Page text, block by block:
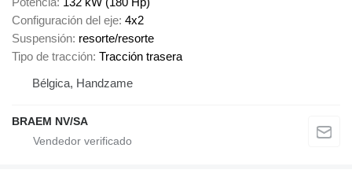
Configuración del eje 4x2
Suspensión resorte/resorte
Tipo de tracción Tracción trasera
Bélgica, Handzame
BRAEM NV/SA